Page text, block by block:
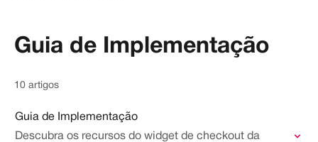
Guia de Implementação
10 artigos
Guia de Implementação
Descubra os recursos do widget de checkout da